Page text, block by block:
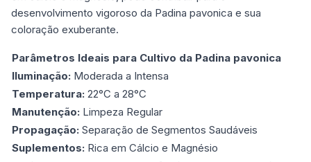
desenvolvimento vigoroso da Padina pavonica e sua
coloração exuberante.
Parâmetros Ideais para Cultivo da Padina pavonica
Iluminação: Moderada a Intensa
Temperatura: 22°C a 28°C
Manutenção: Limpeza Regular
Propagação: Separação de Segmentos Saudáveis
Suplementos: Rica em Cálcio e Magnésio